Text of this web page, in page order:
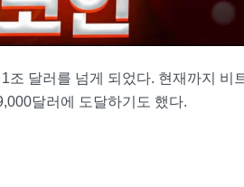
조 달러를 넘게 되었다. 현재까지 비
달러에 도달하기도 했다.